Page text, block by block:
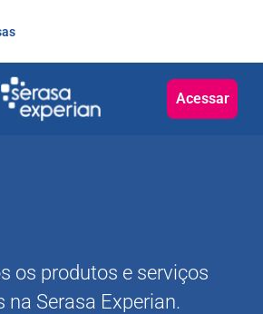
Acessar
os produtos e serviços
na Serasa Experian.